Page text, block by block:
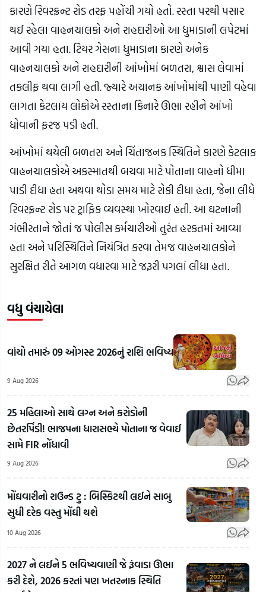
કારણે રિવરફ્રન્ટ રોડ તરફ પહોંચી ગયો હતો. રસ્તા પરથી પસાર
થઈ રહેલા વાહનચાલકો અને રાહદારીઓ આ ધુમાડાની લપેટમાં
આવી ગયા હતા. ટિયર ગેસના ધુમાડાના કારણે અનેક
વાહનચાલકો અને રાહદારીની આંખોમાં બળતરા, શ્વાસ લેવામાં
તકલીફ થવા લાગી હતી. જ્યારે અચાનક આંખોમાંથી પાણી વહેવા
લાગતા કેટલાય લોકોએ રસ્તાના કિનારે ઊભા રહીને આંખો
ધોવાની ફરજ પડી હતી.
આંખોમાં થયેલી બળતરા અને ચિંતાજનક સ્થિતિને કારણે કેટલાક
વાહનચાલકોએ અકસ્માતથી બચવા માટે પોતાના વાહનો ધીમા
પાડી દીધા હતા અથવા થોડા સમય માટે રોકી દીધા હતા, જેના લીધે
રિવરફ્રન્ટ રોડ પર ટ્રાફિક વ્યવસ્થા ખોરવાઈ હતી. આ ઘટનાની
ગંભીરતાને જોતાં જ પોલીસ કર્મચારીઓ તુરંત હરકતમાં આવ્યા
હતા અને પરિસ્થિતિને નિયંત્રિત કરવા તેમજ વાહનચાલકોને
સુરક્ષિત રીતે આગળ વધારવા માટે જરૂરી પગલાં લીધા હતા.
વધુ વંચાયેલા
વાંચો તમારું 09 ઓગસ્ટ 2026નું રાશિ ભવિષ્ય
9 Aug 2026
25 મહિલાઓ સાથે લગ્ન અને કરોડોની
છેતરપિંડી! ભાજપના ધારાસભ્યે પોતાના જ વેવાઈ
સામે FIR નોંધાવી
9 Aug 2026
મોંઘવારીનો રાઉન્ડ ટુ : બિસ્કિટથી લઈને સાબુ
સુધી દરેક વસ્તુ મોંઘી થશે
10 Aug 2026
2027 ને લઈને 5 ભવિષ્યવાણી જે રૂંવાડા ઊભા
કરી દેશે, 2026 કરતાં પણ ખતરનાક સ્થિતિ
'ટોક્સિક'